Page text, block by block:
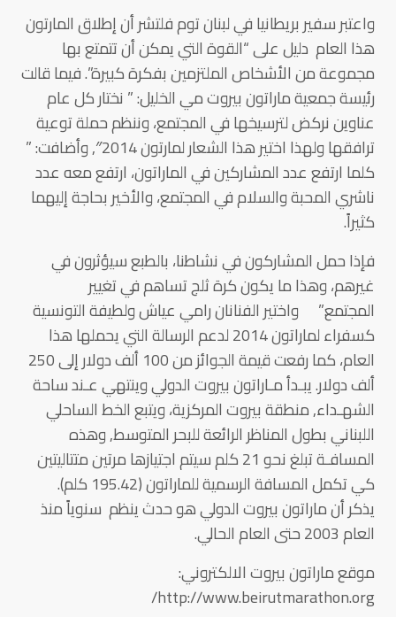
واعتبر سفير بريطانيا في لبنان توم فلتشر أن إطلاق المارتون
هذا العام دليل على “القوة التي يمكن أن تتمتع بها
مجموعة من الأشخاص الملتزمين بفكرة كبيرة”. فيما قالت
رئيسة جمعية ماراتون بيروت مي الخليل: ” نختار كل عام
عناوين نركض لترسيخها في المجتمع، وننظم حملة توعية
ترافقها ولهذا اختير هذا الشعار لمارتون 2014″, وأضافت: ”
كلما ارتفع عدد المشاركين في الماراتون، ارتفع معه عدد
ناشري المحبة والسلام في المجتمع، والأخير بحاجة إليهما
كثيراً.
فإذا حمل المشاركون في نشاطنا، بالطبع سيؤثرون في
غيرهم، وهذا ما يكون كرة ثلج تساهم في تغيير
المجتمع.” واختير الفنانان رامي عياش ولطيفة التونسية
كسفراء لماراتون 2014 لدعم الرسالة التي يحملها هذا
العام، كما رفعت قيمة الجوائز من 100 ألف دولار إلى 250
ألف دولار. يبـدأ مـاراتون بيروت الدولي وينتهي عـند ساحة
الشهـداء, منطقة بيروت المركزية، ويتبع الخط الساحلي
اللبناني بطول المناظر الرائعة للبحر المتوسط, وهذه
المسافـة تبلغ نحو 21 كلم سيتم اجتيازها مرتين متتاليتين
كي تكمل المسافة الرسمية للماراتون (195.42 كلم).
يذكر أن ماراتون بيروت الدولي هو حدث ينظم سنوياً منذ
العام 2003 حتى العام الحالي.
موقع ماراتون بيروت الالكتروني:
http://www.beirutmarathon.org/